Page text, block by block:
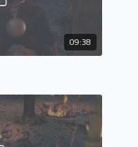
09:38